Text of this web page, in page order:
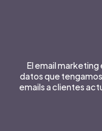
El email marketing
datos que
emails a clientes